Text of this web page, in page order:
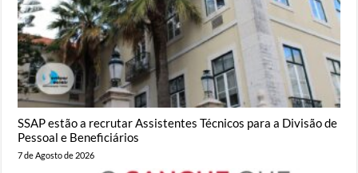
SSAP estão a recrutar Assistentes Técnicos para a Divisão de
Pessoal e Beneficiários
7 de Agosto de 2026